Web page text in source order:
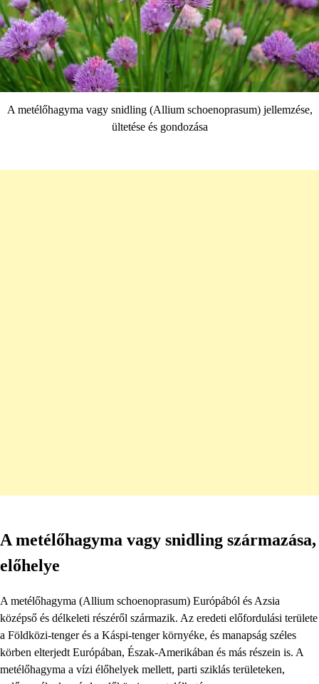
A metélőhagyma vagy snidling (Allium schoenoprasum) jellemzése,
ültetése és gondozása
A metélőhagyma vagy snidling származása,
előhelye
A metélőhagyma (Allium schoenoprasum) Európából és Azsia
középső és délkeleti részéről származik. Az eredeti előfordulási területe
a Földközi-tenger és a Káspi-tenger környéke, és manapság széles
körben elterjedt Európában, Észak-Amerikában és más részein is. A
metélőhagyma a vízi élőhelyek mellett, parti sziklás területeken,